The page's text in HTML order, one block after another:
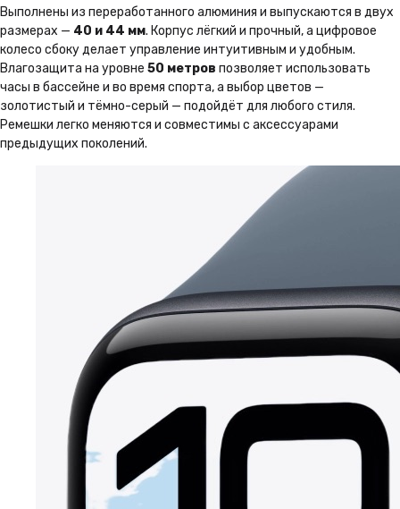
Выполнены из переработанного алюминия и выпускаются в двух
размерах — 40 и 44 мм. Корпус лёгкий и прочный, а цифровое
колесо сбоку делает управление интуитивным и удобным.
Влагозащита на уровне 50 метров позволяет использовать
часы в бассейне и во время спорта, а выбор цветов —
золотистый и тёмно-серый — подойдёт для любого стиля.
Ремешки легко меняются и совместимы с аксессуарами
предыдущих поколений.